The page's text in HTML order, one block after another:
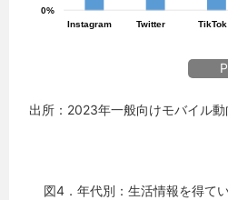
出所：2023年一般向けモバイル動
図4．年代別：生活情報を得て